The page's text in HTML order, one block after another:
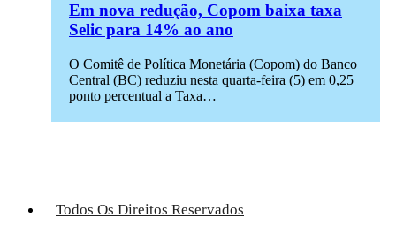
Em nova redução, Copom baixa taxa
Selic para 14% ao ano
O Comitê de Política Monetária (Copom) do Banco
Central (BC) reduziu nesta quarta-feira (5) em 0,25
ponto percentual a Taxa…
Todos Os Direitos Reservados